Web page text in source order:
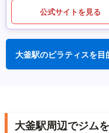
公式サイトを見る
大釜駅のピラティスを目
大釜駅周辺でジム